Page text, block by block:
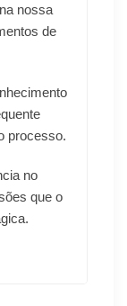
nossa
de
processo.
no
que o